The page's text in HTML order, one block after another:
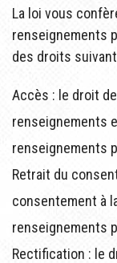
La loi vous
renseignements
des droits
Accès : le droit
renseignements
renseignements
Retrait du
consentement à
renseignements
Rectification : le